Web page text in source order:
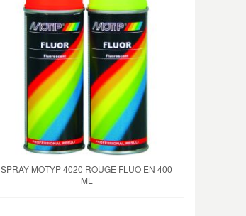
SPRAY MOTYP 4020 ROUGE FLUO EN 400
ML